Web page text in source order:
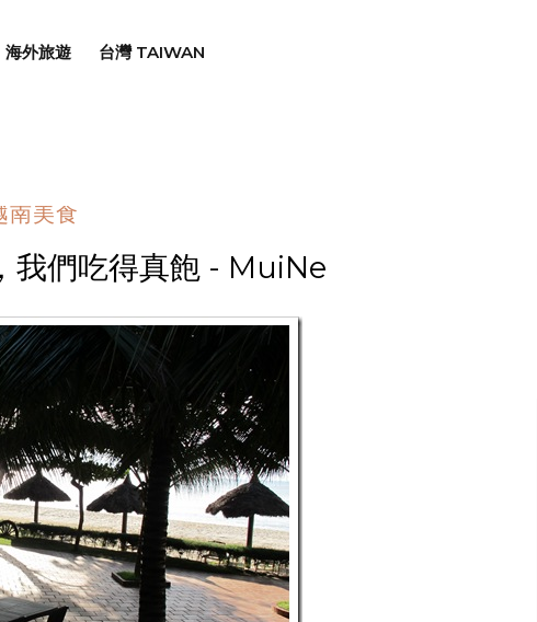
海外旅遊 台灣 TAIWAN
南美食
我們吃得真飽 - MuiNe